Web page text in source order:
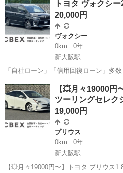
り扱いございます💡 ⚠当店へのお問い合わせ・審査・ご案内は、下記
のL...
トヨタ ヴォクシ
20,000円
ヴォクシー
0km
0年
新大阪駅
「自社ローン」「信用回復ローン」多
す💡 ⚠当店へのお問い合わせ・審査・ご案内は、下記のLINEリンクか
らのみ受付しております⚠ 💬まずはLINE追加をしてご相談ください!!
...
大阪 大阪市 新大阪駅 ヴォ
【💥月々19000円
ツーリングセレ
19,000円
プリウス
0km
0年
新大阪駅
【💥月々19000円〜】トヨタ プリウス